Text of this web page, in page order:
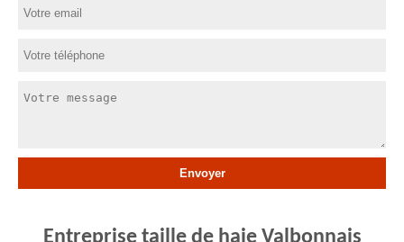
Entreprise taille de haie Valbonnais